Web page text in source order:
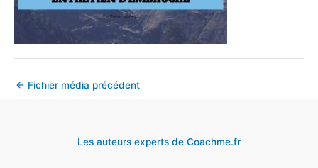
← Fichier média précédent
Les auteurs experts de Coachme.fr